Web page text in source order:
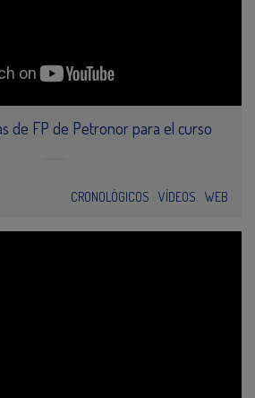
de FP de Petronor para el curso
CRONOLÓGICOS VÍDEOS WEB